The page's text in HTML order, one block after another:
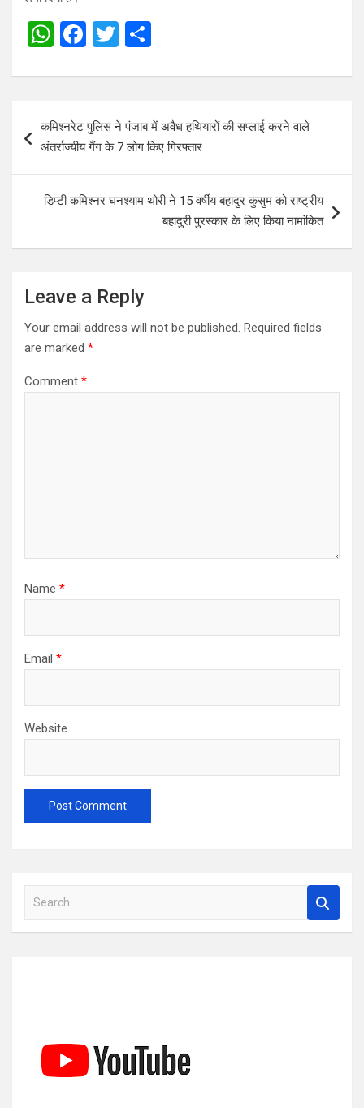
W
at
s
A
p
F
ce
b
o
k
T
tt
er
ar
e
navigation
कमिश्नरेट पुलिस ने पंजाब में अवैध हथियारों की सप्लाई करने वाले
अंतर्राज्यीय गैंग के 7 लोग किए गिरफ्तार
डिप्टी कमिश्नर घनश्याम थोरी ने 15 वर्षीय बहादुर कुसुम को राष्ट्रीय
बहादुरी पुरस्कार के लिए किया नामांकित
Leave a Reply
Your email address will not be published. Required fields
are marked *
Comment *
Name *
Email *
Website
a